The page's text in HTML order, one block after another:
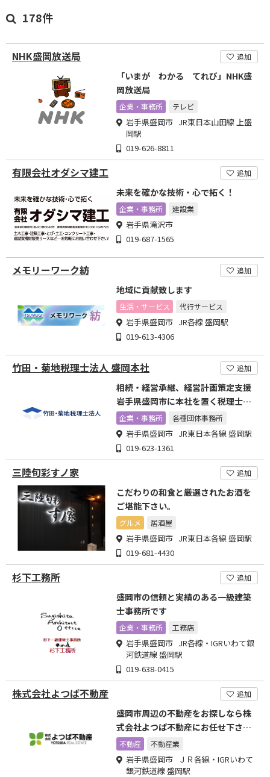
178件
NHK盛岡放送局 追加
「いまが わかる てれび」NHK盛
岡放送局
企業・事務所 テレビ
岩手県盛岡市 JR東日本山田線 上盛
岡駅
019-626-8811
有限会社オダシマ建工 追加
未来を確かな技術・心で拓く！
企業・事務所 建設業
岩手県滝沢市
019-687-1565
メモリーワーク紡 追加
地域に貢献致します
生活・サービス 代行サービス
岩手県盛岡市 JR各線 盛岡駅
019-613-4306
竹田・菊地税理士法人 盛岡本社 追加
相続・経営承継、経営計画策定支援
岩手県盛岡市に本社を置く税理士法
人企業・事務所 各種団体事務所
岩手県盛岡市 JR東日本各線 盛岡駅
019-623-1361
三陸旬彩すノ家 追加
こだわりの和食と厳選されたお酒を
ご堪能下さい。
グルメ 居酒屋
岩手県盛岡市 JR東日本各線 盛岡駅
019-681-4430
杉下工務所 追加
盛岡市の信頼と実績のある一級建築
士事務所です
企業・事務所 工務店
岩手県盛岡市 JR各線・IGRいわて銀
河鉄道線 盛岡駅
019-638-0415
株式会社よつば不動産 追加
盛岡市周辺の不動産をお探しなら株
式会社よつば不動産にお任せ下さ
い。
不動産 不動産業
岩手県盛岡市 ＪＲ各線・IGRいわて
銀河鉄道線 盛岡駅